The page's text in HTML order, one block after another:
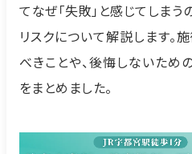
てなぜ「失敗」と感じてしまう
リスクについて解説します。
べきことや、後悔しないため
をまとめました。